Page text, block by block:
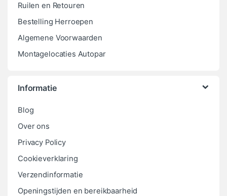
Ruilen en Retouren
Bestelling Herroepen
Algemene Voorwaarden
Montagelocaties Autopar
Informatie
Blog
Over ons
Privacy Policy
Cookieverklaring
Verzendinformatie
Openingstijden en bereikbaarheid